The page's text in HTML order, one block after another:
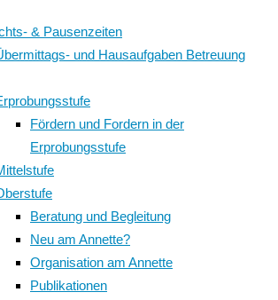
& Pausenzeiten
und Hausaufgaben Betreuung
Fördern und Fordern in der
Erprobungsstufe
Beratung und Begleitung
Neu am Annette?
Organisation am Annette
Publikationen